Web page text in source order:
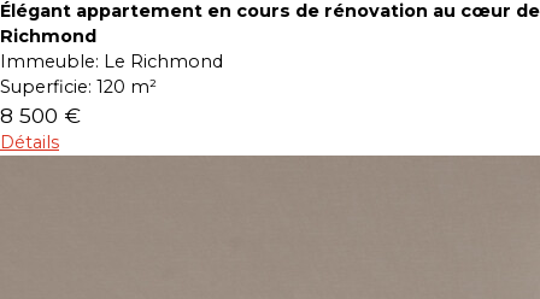
Élégant appartement en cours de rénovation au cœur de
Richmond
Immeuble: Le Richmond
Superficie: 120 m²
8 500 €
Détails